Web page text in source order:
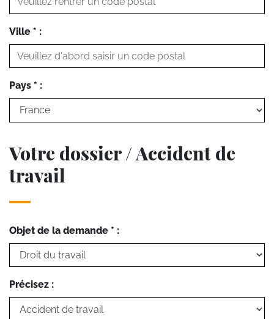
Ville * :
Pays * :
Votre dossier / Accident de
travail
Objet de la demande * :
Précisez :